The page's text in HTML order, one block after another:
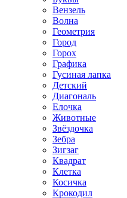
Вензель
Волна
Геометрия
Город
Горох
Графика
Гусиная лапка
Детский
Диагональ
Елочка
Животные
Звёздочка
Зебра
Зигзаг
Квадрат
Клетка
Косичка
Крокодил